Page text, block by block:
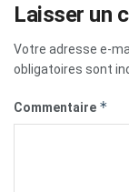
Laisser un
Votre adresse e-
obligatoires sont
Commentaire *